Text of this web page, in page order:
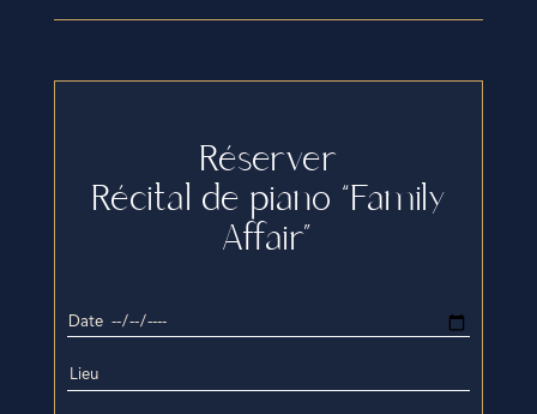
Réserver
Récital de piano “Family
Affair”